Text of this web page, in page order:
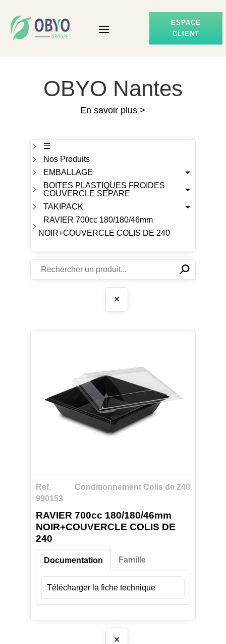
ESPACE
CLIENT
OBYO Nantes
En savoir plus >
☰
Nos Produits
EMBALLAGE
BOITES PLASTIQUES FROIDES
COUVERCLE SEPARE
TAKIPACK
RAVIER 700cc 180/180/46mm
NOIR+COUVERCLE COLIS DE 240
✕⚲
✕
Ref.
990153
Conditionnement Colis de 240
RAVIER 700cc 180/180/46mm
NOIR+COUVERCLE COLIS DE
240
Documentation
Télécharger la fiche technique
Famille
✕